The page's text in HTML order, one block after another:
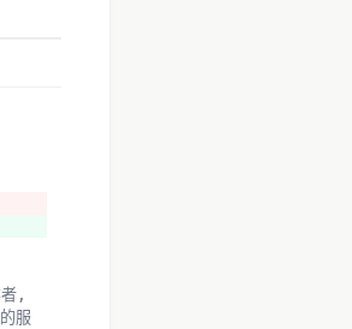
服